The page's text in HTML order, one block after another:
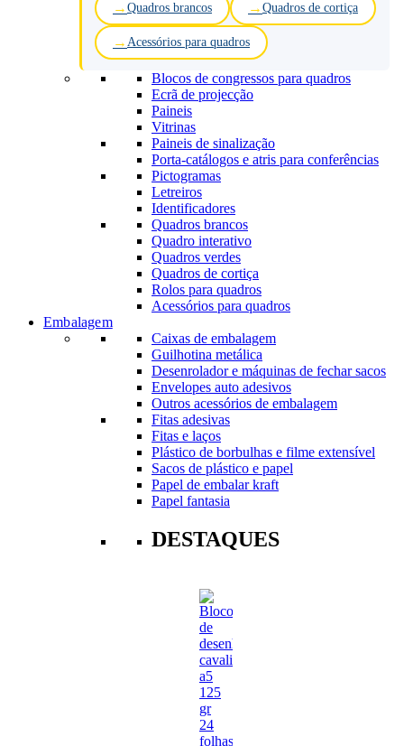
Quadros brancos Quadros de cortiça
Acessórios para quadros
Blocos de congressos para quadros
Ecrã de projecção
Paineis
Vitrinas
Paineis de sinalização
Porta-catálogos e atris para conferências
Pictogramas
Letreiros
Identificadores
Quadros brancos
Quadro interativo
Quadros verdes
Quadros de cortiça
Rolos para quadros
Acessórios para quadros
Embalagem
Caixas de embalagem
Guilhotina metálica
Desenrolador e máquinas de fechar sacos
Envelopes auto adesivos
Outros acessórios de embalagem
Fitas adesivas
Fitas e laços
Plástico de borbulhas e filme extensível
Sacos de plástico e papel
Papel de embalar kraft
Papel fantasia
DESTAQUES